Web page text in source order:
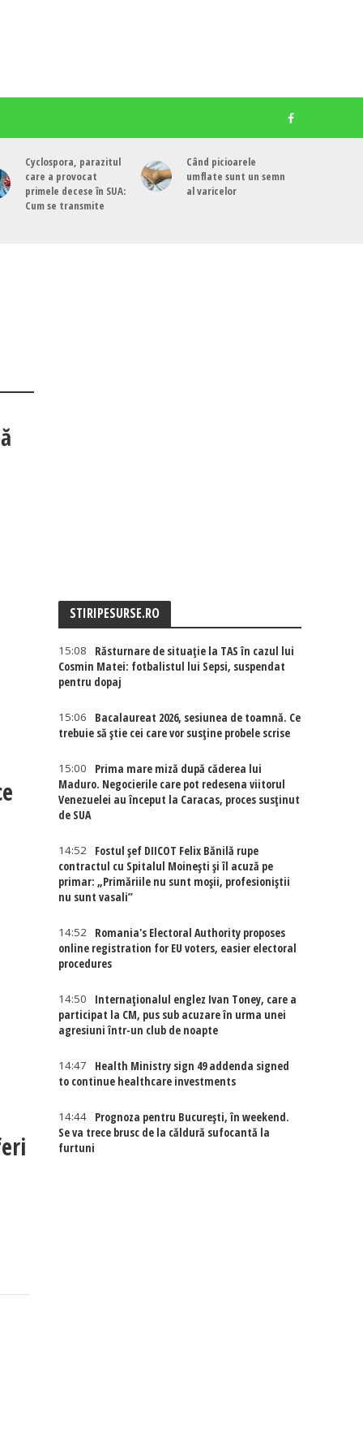
Cyclospora, parazitul
care a provocat
primele decese în SUA:
Cum se transmite
Când picioarele
umflate sunt un semn
al varicelor
STIRIPESURSE.RO
15:08
Răsturnare de situație la TAS în cazul lui
Cosmin Matei: fotbalistul lui Sepsi, suspendat
pentru dopaj
15:06
Bacalaureat 2026, sesiunea de toamnă. Ce
trebuie să știe cei care vor susține probele scrise
15:00
Prima mare miză după căderea lui
Maduro. Negocierile care pot redesena viitorul
Venezuelei au început la Caracas, proces susținut
de SUA
14:52
Fostul șef DIICOT Felix Bănilă rupe
contractul cu Spitalul Moinești și îl acuză pe
primar: „Primăriile nu sunt moșii, profesioniștii
nu sunt vasali”
14:52
Romania's Electoral Authority proposes
online registration for EU voters, easier electoral
procedures
14:50
Internaţionalul englez Ivan Toney, care a
participat la CM, pus sub acuzare în urma unei
agresiuni într-un club de noapte
14:47
Health Ministry sign 49 addenda signed
to continue healthcare investments
14:44
Prognoza pentru București, în weekend.
Se va trece brusc de la căldură sufocantă la
furtuni